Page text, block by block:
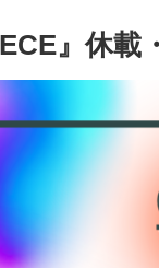
』休